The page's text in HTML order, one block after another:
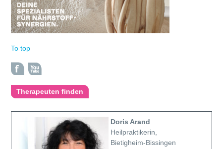
To top
Therapeuten finden
Doris Arand
Heilpraktikerin,
Bietigheim-Bissingen